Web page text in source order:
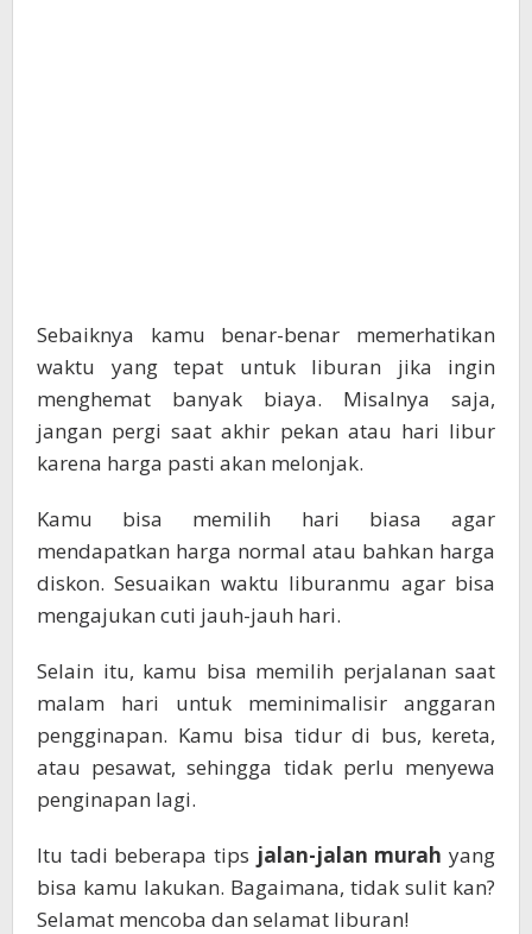
Sebaiknya kamu benar-benar memerhatikan
waktu yang tepat untuk liburan jika ingin
menghemat banyak biaya. Misalnya saja,
jangan pergi saat akhir pekan atau hari libur
karena harga pasti akan melonjak.
Kamu bisa memilih hari biasa agar
mendapatkan harga normal atau bahkan harga
diskon. Sesuaikan waktu liburanmu agar bisa
mengajukan cuti jauh-jauh hari.
Selain itu, kamu bisa memilih perjalanan saat
malam hari untuk meminimalisir anggaran
pengginapan. Kamu bisa tidur di bus, kereta,
atau pesawat, sehingga tidak perlu menyewa
penginapan lagi.
Itu tadi beberapa tips jalan-jalan murahyang
bisa kamu lakukan. Bagaimana, tidak sulit kan?
Selamat mencoba dan selamat liburan!